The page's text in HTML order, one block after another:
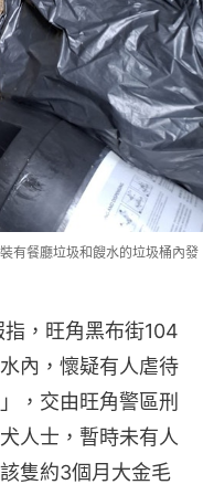
有餐廳垃圾和餿水的垃圾桶內發
，旺角黑布街104
內，懷疑有人虐待
，交由旺角警區刑
人士，暫時未有人
隻約3個月大金毛